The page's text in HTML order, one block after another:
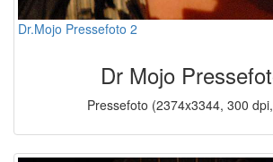
Dr.Mojo Pressefoto 2
Dr Mojo
Pressefoto (2374x3344, 300